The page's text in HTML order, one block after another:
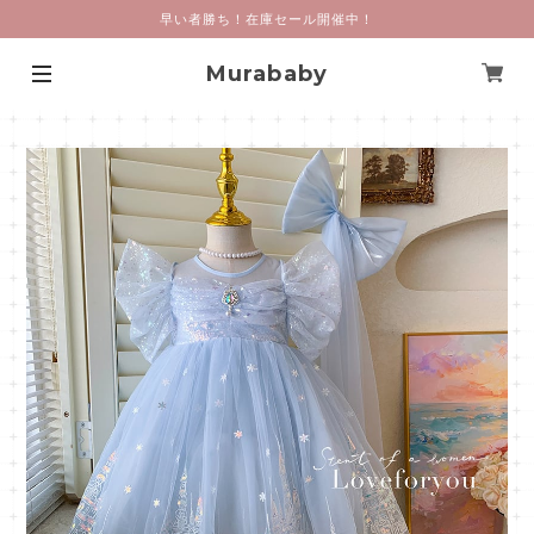
早い者勝ち！在庫セール開催中！
Murababy